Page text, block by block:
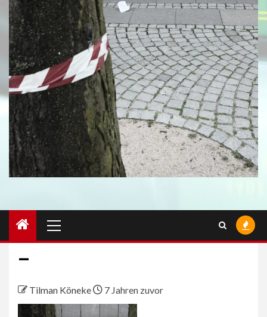
Menü
–
Tilman Köneke 7 Jahren zuvor